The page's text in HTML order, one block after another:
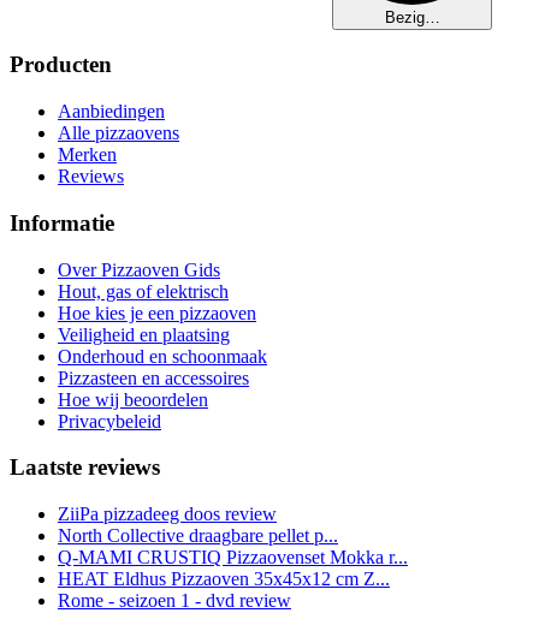
Bezig…
Producten
Aanbiedingen
Alle pizzaovens
Merken
Reviews
Informatie
Over Pizzaoven Gids
Hout, gas of elektrisch
Hoe kies je een pizzaoven
Veiligheid en plaatsing
Onderhoud en schoonmaak
Pizzasteen en accessoires
Hoe wij beoordelen
Privacybeleid
Laatste reviews
ZiiPa pizzadeeg doos review
North Collective draagbare pellet p...
Q-MAMI CRUSTIQ Pizzaovenset Mokka r...
HEAT Eldhus Pizzaoven 35x45x12 cm Z...
Rome - seizoen 1 - dvd review